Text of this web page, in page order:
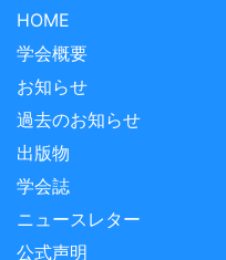
HOME
学会概要
お知らせ
過去のお知らせ
出版物
学会誌
ニュースレター
公式声明